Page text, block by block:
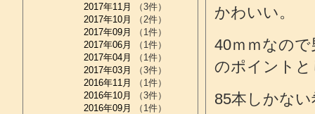
かわいい。
40ｍｍなの
のポイント
85本しかな
2017年11月
（3件）
2017年10月
（2件）
2017年09月
（1件）
2017年06月
（1件）
2017年04月
（1件）
2017年03月
（3件）
2016年11月
（1件）
2016年10月
（3件）
2016年09月
（1件）